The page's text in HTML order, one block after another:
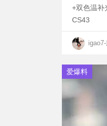
+双色温补
CS43
爱爆料